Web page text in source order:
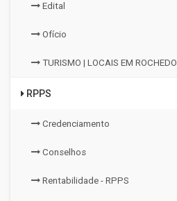
Edital
Ofício
TURISMO | LOCAIS EM ROCHEDO
RPPS
Credenciamento
Conselhos
Rentabilidade - RPPS